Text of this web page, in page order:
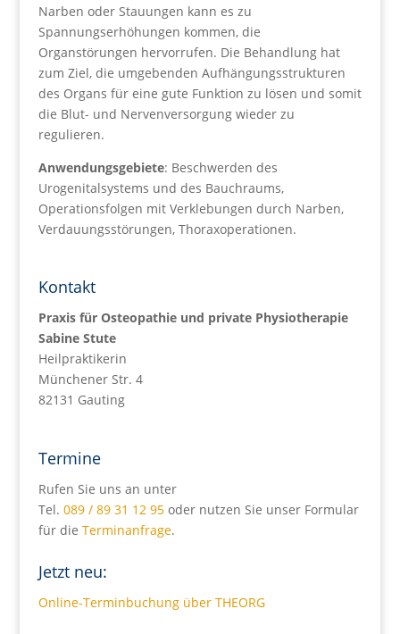
Narben oder Stauungen kann es zu
Spannungserhöhungen kommen, die
Organstörungen hervorrufen. Die Behandlung hat
zum Ziel, die umgebenden Aufhängungsstrukturen
des Organs für eine gute Funktion zu lösen und somit
die Blut- und Nervenversorgung wieder zu
regulieren.
Anwendungsgebiete: Beschwerden des
Urogenitalsystems und des Bauchraums,
Operationsfolgen mit Verklebungen durch Narben,
Verdauungsstörungen, Thoraxoperationen.
Kontakt
Praxis für Osteopathie und private Physiotherapie
Sabine Stute
Heilpraktikerin
Münchener Str. 4
82131 Gauting
Termine
Rufen Sie uns an unter
Tel. 089 / 89 31 12 95oder nutzen Sie unser Formular
für die Terminanfrage.
Jetzt neu:
Online-Terminbuchung über THEORG